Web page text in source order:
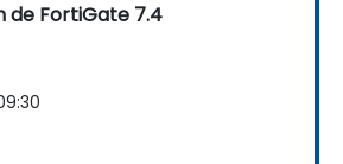
de FortiGate 7.4